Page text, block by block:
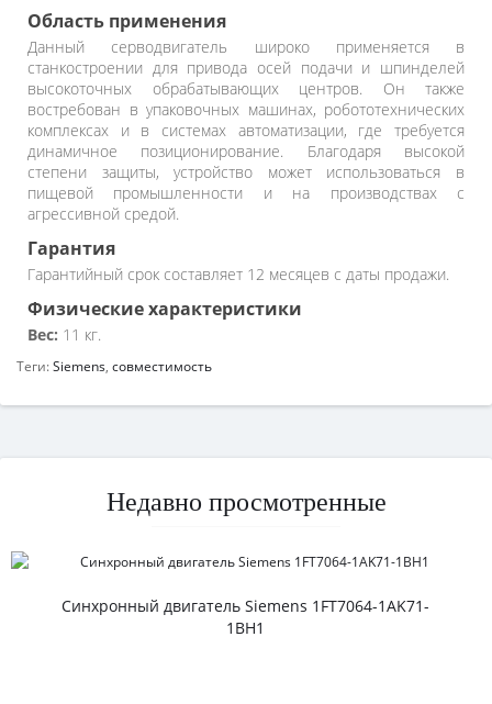
Область применения
Данный серводвигатель широко применяется в
станкостроении для привода осей подачи и шпинделей
высокоточных обрабатывающих центров. Он также
востребован в упаковочных машинах, робототехнических
комплексах и в системах автоматизации, где требуется
динамичное позиционирование. Благодаря высокой
степени защиты, устройство может использоваться в
пищевой промышленности и на производствах с
агрессивной средой.
Гарантия
Гарантийный срок составляет 12 месяцев с даты продажи.
Физические характеристики
Вес: 11 кг.
Теги:Siemens, совместимость
Недавно просмотренные
Синхронный двигатель Siemens 1FT7064-1AK71-
1BH1